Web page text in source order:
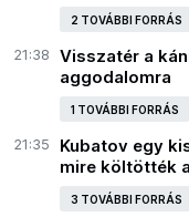
2 TOVÁBBI FORRÁS
21:38
Visszatér a
aggodalomra
1 TOVÁBBI FORRÁS
21:35
Kubatov egy
mire költötték
3 TOVÁBBI FORRÁS